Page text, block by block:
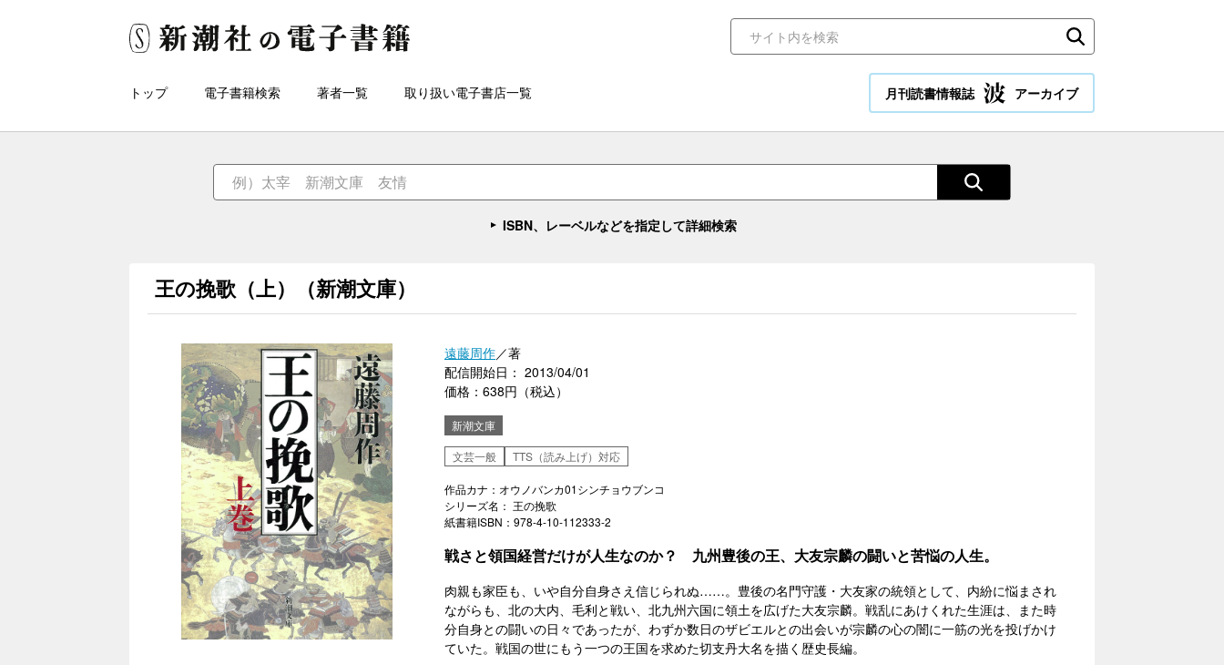
トップ 電子書籍検索 著者一覧 取り扱い電子書店一覧 月刊読書情報誌 アーカイブ
ISBN、レーベルなどを指定して詳細検索
王の挽歌（上）（新潮文庫）
遠藤周作／著
配信開始日： 2013/04/01
価格：638円（税込）
新潮文庫
文芸一般
TTS（読み上げ）対応
作品カナ：オウノバンカ01シンチョウブンコ
シリーズ名： 王の挽歌
紙書籍ISBN：978-4-10-112333-2
戦さと領国経営だけが人生なのか？ 九州豊後の王、大友宗麟の闘いと苦悩の人生。
肉親も家臣も、いや自分自身さえ信じられぬ……。豊後の名門守護・大友家の統領として、内紛に悩まされ
ながらも、北の大内、毛利と戦い、北九州六国に領土を広げた大友宗麟。戦乱にあけくれた生涯は、また時
分自身との闘いの日々であったが、わずか数日のザビエルとの出会いが宗麟の心の闇に一筋の光を投げかけ
ていた。戦国の世にもう一つの王国を求めた切支丹大名を描く歴史長編。